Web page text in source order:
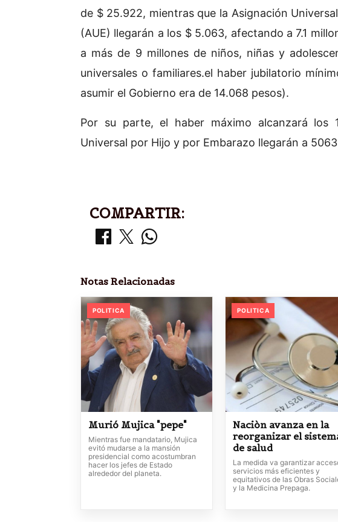
de $ 25.922, mientras que la Asignación
(AUE) llegarán a los $ 5.063, afectando a 7.1
a más de 9 millones de niños, niñas y
universales o familiares.el haber jubilatorio
asumir el Gobierno era de 14.068 pesos).
Por su parte, el haber máximo alcanzará los
Universal por Hijo y por Embarazo llegarán a
COMPARTIR:
Notas Relacionadas
POLITICA
Murió Mujica "pepe"
Mientras fue mandatario, Mujica
evitó mudarse a la mansión
presidencial como acostumbran
hacer los jefes de Estado
alrededor del planeta.
POLITICA
Naciòn avanza en la
reorganizar el
de salud
La medida va garantizar
servicios más eficientes y
equitativos de las Obras
y la Medicina Prepaga.